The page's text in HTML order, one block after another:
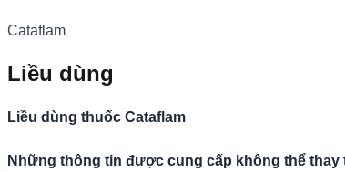
Cataflam
Liều dùng
Liều dùng thuốc Cataflam
Những thông tin được cung cấp không thể